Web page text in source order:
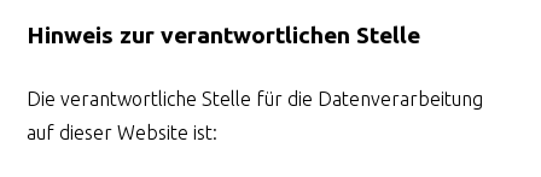
Hinweis zur verantwortlichen Stelle
Die verantwortliche Stelle für die Datenverarbeitung
auf dieser Website ist: